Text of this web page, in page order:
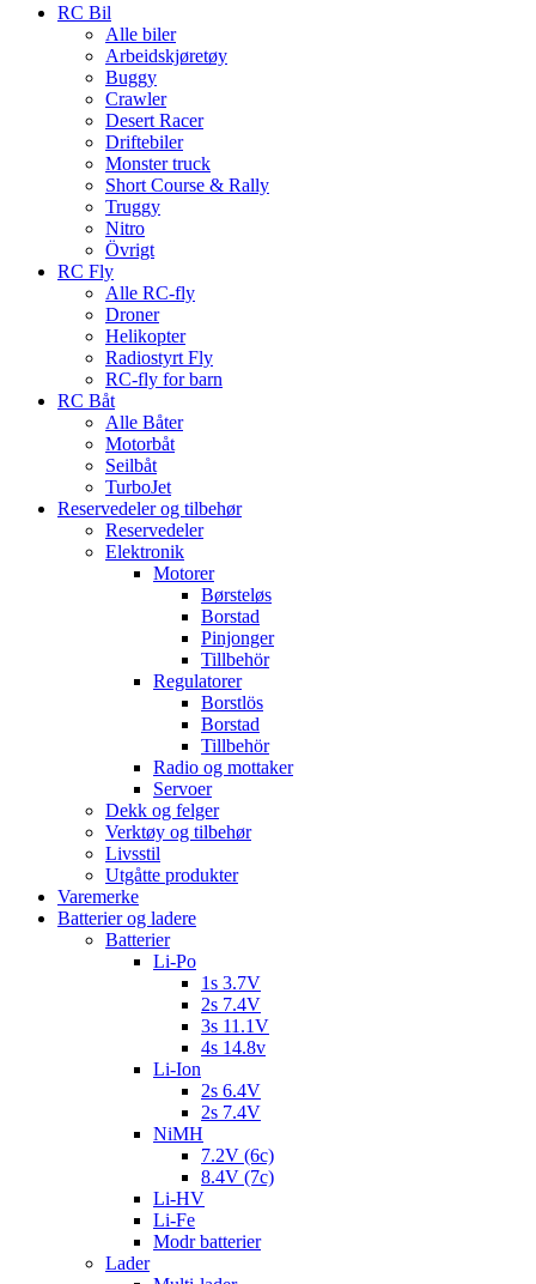
RC Bil
Alle biler
Arbeidskjøretøy
Buggy
Crawler
Desert Racer
Driftebiler
Monster truck
Short Course & Rally
Truggy
Nitro
Övrigt
RC Fly
Alle RC-fly
Droner
Helikopter
Radiostyrt Fly
RC-fly for barn
RC Båt
Alle Båter
Motorbåt
Seilbåt
TurboJet
Reservedeler og tilbehør
Reservedeler
Elektronik
Motorer
Børsteløs
Borstad
Pinjonger
Tillbehör
Regulatorer
Borstlös
Borstad
Tillbehör
Radio og mottaker
Servoer
Dekk og felger
Verktøy og tilbehør
Livsstil
Utgåtte produkter
Varemerke
Batterier og ladere
Batterier
Li-Po
1s 3.7V
2s 7.4V
3s 11.1V
4s 14.8v
Li-Ion
2s 6.4V
2s 7.4V
NiMH
7.2V (6c)
8.4V (7c)
Li-HV
Li-Fe
Modr batterier
Lader